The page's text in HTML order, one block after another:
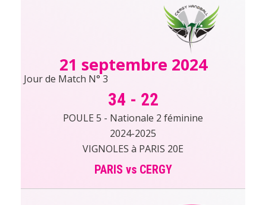
21 septembre 2024
Jour de Match N° 3
34 - 22
POULE 5 - Nationale 2 féminine
2024-2025
VIGNOLES à PARIS 20E
PARIS vs CERGY